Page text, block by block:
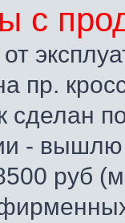
с
пр.
сделан
- вышлю
руб